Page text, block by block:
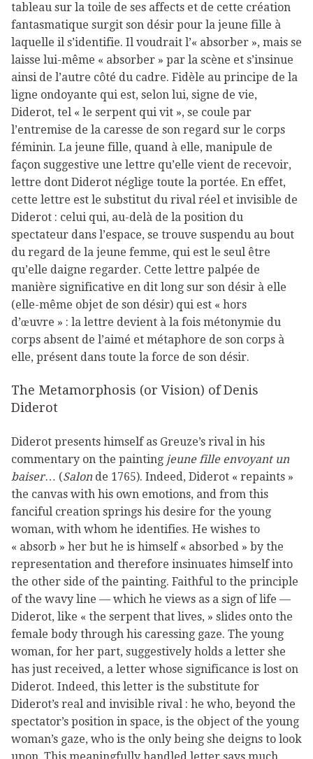
tableau sur la toile de ses affects et de cette création
fantasmatique surgit son désir pour la jeune fille à
laquelle il s’identifie. Il voudrait l’« absorber », mais se
laisse lui-même « absorber » par la scène et s’insinue
ainsi de l’autre côté du cadre. Fidèle au principe de la
ligne ondoyante qui est, selon lui, signe de vie,
Diderot, tel « le serpent qui vit », se coule par
l’entremise de la caresse de son regard sur le corps
féminin. La jeune fille, quand à elle, manipule de
façon suggestive une lettre qu’elle vient de recevoir,
lettre dont Diderot néglige toute la portée. En effet,
cette lettre est le substitut du rival réel et invisible de
Diderot : celui qui, au-delà de la position du
spectateur dans l’espace, se trouve suspendu au bout
du regard de la jeune femme, qui est le seul être
qu’elle daigne regarder. Cette lettre palpée de
manière significative en dit long sur son désir à elle
(elle-même objet de son désir) qui est « hors
d’œuvre » : la lettre devient à la fois métonymie du
corps absent de l’aimé et métaphore de son corps à
elle, présent dans toute la force de son désir.
The Metamorphosis (or Vision) of Denis
Diderot
Diderot presents himself as Greuze’s rival in his
commentary on the painting jeune fille envoyant un
baiser… (Salon de 1765). Indeed, Diderot « repaints »
the canvas with his own emotions, and from this
fanciful creation springs his desire for the young
woman, with whom he identifies. He wishes to
« absorb » her but he is himself « absorbed » by the
representation and therefore insinuates himself into
the other side of the painting. Faithful to the principle
of the wavy line — which he views as a sign of life —
Diderot, like « the serpent that lives, » slides onto the
female body through his caressing gaze. The young
woman, for her part, suggestively holds a letter she
has just received, a letter whose significance is lost on
Diderot. Indeed, this letter is the substitute for
Diderot’s real and invisible rival : he who, beyond the
spectator’s position in space, is the object of the young
woman’s gaze, who is the only being she deigns to look